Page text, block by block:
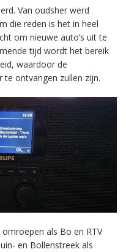
Van oudsher werd
die reden is het in heel
om nieuwe auto’s uit te
tijd wordt het bereik
waardoor de
te ontvangen zullen zijn.
als Bo en RTV
en Bollenstreek als